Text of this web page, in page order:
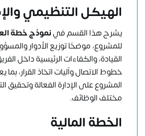
الهيكل التنظيمي
يشرح هذا القسم فينموذج خطة
للمشروع، موضحًا توزيع الأدوار
القيادة، والكفاءات الرئيسية داخل
خطوط الاتصال وآليات اتخاذ القرار،
المشروع على الإدارة الفعالة وتحقيق
مختلف الوظائف.
الخطة المالية